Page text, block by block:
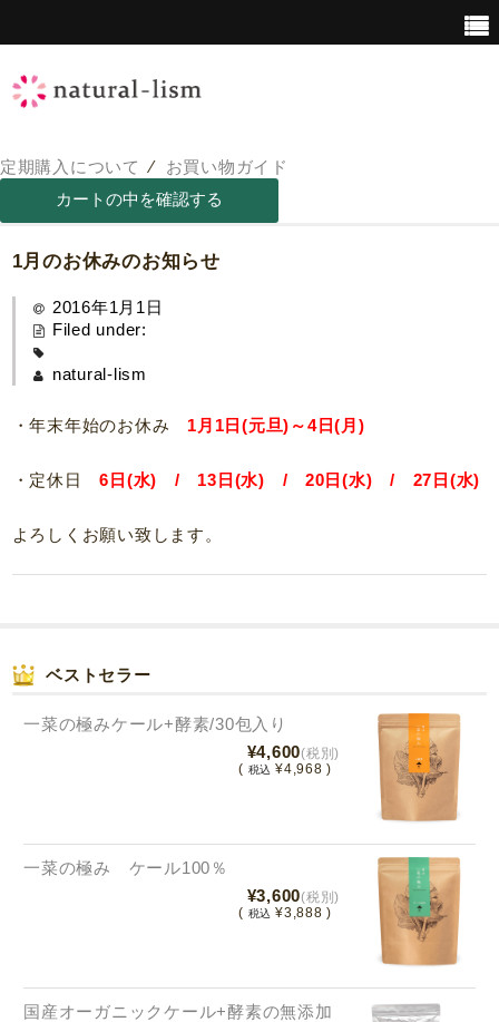
定期購入について ⁄ お買い物ガイド
青汁について
1月のお休みのお知らせ
2016年1月1日
Filed under:
natural-lism
・年末年始のお休み 1月1日(元旦)～4日(月)
・定休日6日(水) / 13日(水) / 20日(水) / 27日(水)
よろしくお願い致します。
ベストセラー
一菜の極みケール+酵素/30包入り
¥4,600(税別)
( 税込 ¥4,968 )
一菜の極み ケール100％
¥3,600(税別)
( 税込 ¥3,888 )
国産オーガニックケール+酵素の無添加